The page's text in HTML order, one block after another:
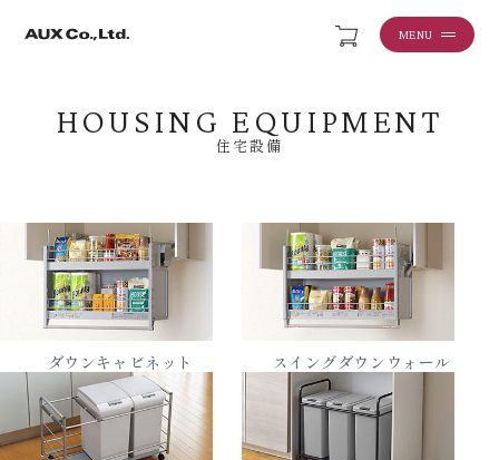
MENU
HOUSING EQUIPMENT
住宅設備
ダウンキャビネット スイングダウンウォール